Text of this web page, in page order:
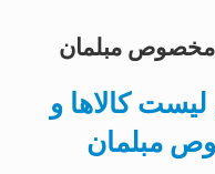
مخصوص مبلمان
کالاها و
مبلمان